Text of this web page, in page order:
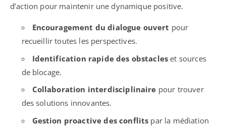
d’action pour maintenir une dynamique positive.
Encouragement du dialogue ouvert pour
recueillir toutes les perspectives.
Identification rapide des obstacles et sources
de blocage.
Collaboration interdisciplinaire pour trouver
des solutions innovantes.
Gestion proactive des conflits par la médiation